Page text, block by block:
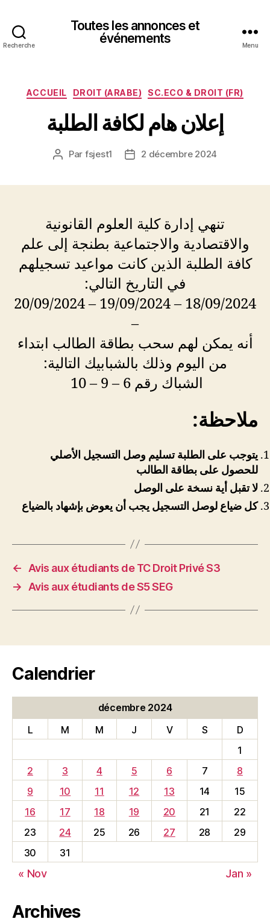
Recherche
Toutes les annonces et
événements
Menu
Catégories
ACCUEIL DROIT (ARABE) SC.ECO & DROIT (FR)
إعلان هام لكافة الطلبة
Auteur
Par fsjest1
Date2 décembre 2024
تنهي إدارة كلية العلوم القانونية
والاقتصادية والاجتماعية بطنجة إلى علم
كافة الطلبة الذين كانت مواعيد تسجيلهم
في التاريخ التالي:
18/09/2024 – 19/09/2024 – 20/09/2024
–
أنه يمكن لهم سحب بطاقة الطالب ابتداء
من اليوم وذلك بالشبابيك التالية:
الشباك رقم 6 – 9 – 10
ملاحظة:
يتوجب على الطلبة تسليم وصل التسجيل الأصلي
للحصول على بطاقة الطالب
لا تقبل أية نسخة على الوصل
كل ضياع لوصل التسجيل يجب أن يعوض بإشهاد بالضياع
←
Avis aux étudiants de TC Droit Privé S3
→
Avis aux étudiants de S5 SEG
Calendrier
décembre 2024
L
M M J V S
D
1
2
3 4 5 6 7
8
9
10 11 12 13 14
15
16
17 18 19 20 21
22
23
24 25 26 27 28
29
30
31
« Nov Jan »
Archives